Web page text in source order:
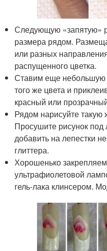
Следующую «запятую»
размера рядом.
или разных
распущенного цветка.
Ставим еще небольшую
того же цвета и
красный или
Рядом нарисуйте
Просушите рисунок
добавить на лепестки
глиттера.
Хорошенько
ультрафиолетовой
гель-лака клинсером.